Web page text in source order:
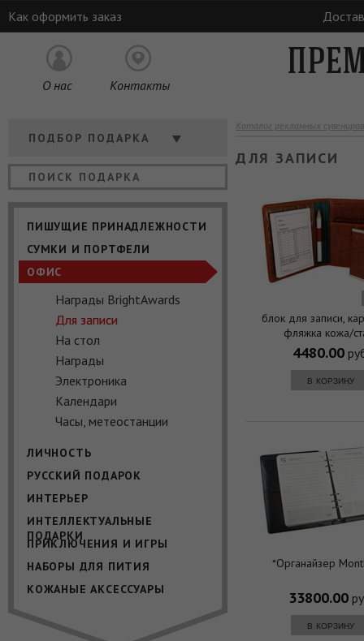
Как оформить заказ
О нас Контакты
ПОДБОР ПОДАРКА Кому
Отрасль Цена
ПИШУЩИЕ ПРИНАДЛЕЖНОСТИ
СУМКИ И ПОРТФЕЛИ
ОФИС
Награды BrightAwards
Для записи
На стол
Награды
Электроника
Календари
Часы, метеостанции
ЛИЧНОСТЬ
РУССКИЙ ПОДАРОК
ИНТЕРЬЕР
ИНТЕЛЛЕКТУАЛЬНЫЕ
ПОДАРКИ
ПРИКЛЮЧЕНИЯ И ИГРЫ
НАБОРЫ ДЛЯ ПИТИЯ
КОЖАНЫЕ АКСЕССУАРЫ
Каталог рекламных сувениров
ДЛЯ ЗАПИСИ
блок для записи,
фляжка кожа/
4480.00
в корзину
*Органайзер
33800.00
в корзину